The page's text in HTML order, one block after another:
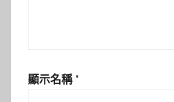
顯示名稱 *